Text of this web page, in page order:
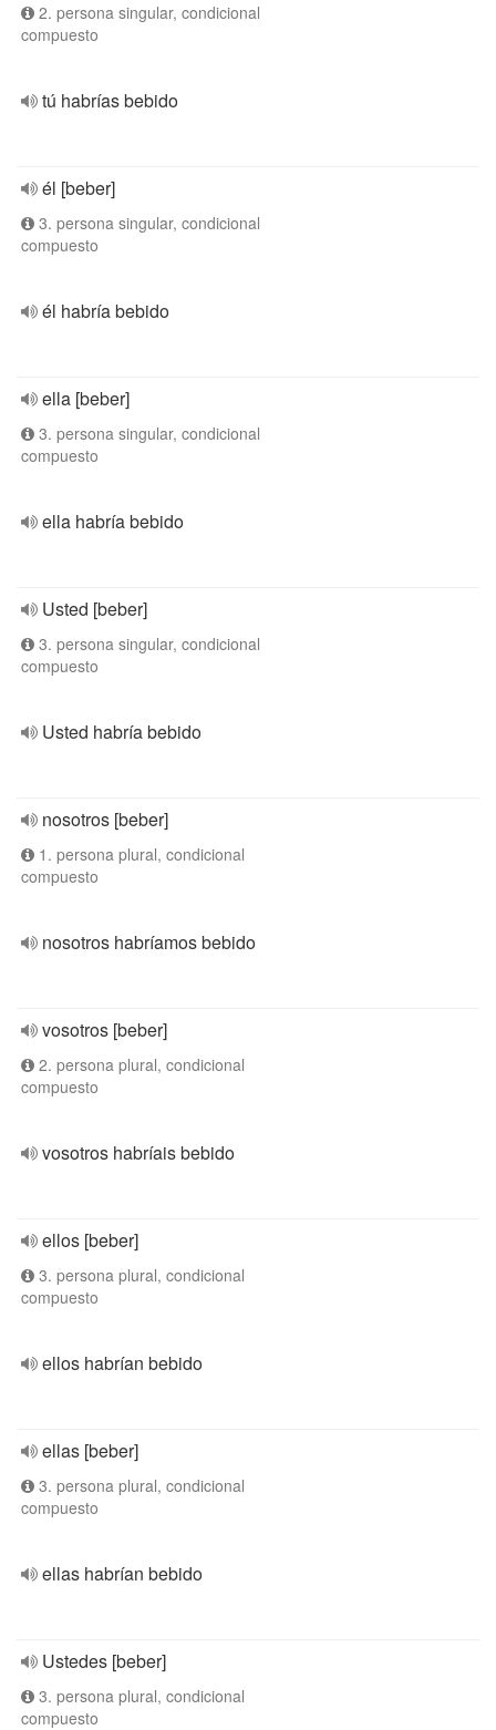
2. persona singular, condicional
compuesto
tú habrías bebido
él [beber]
3. persona singular, condicional
compuesto
él habría bebido
ella [beber]
3. persona singular, condicional
compuesto
ella habría bebido
Usted [beber]
3. persona singular, condicional
compuesto
Usted habría bebido
nosotros [beber]
1. persona plural, condicional
compuesto
nosotros habríamos bebido
vosotros [beber]
2. persona plural, condicional
compuesto
vosotros habríais bebido
ellos [beber]
3. persona plural, condicional
compuesto
ellos habrían bebido
ellas [beber]
3. persona plural, condicional
compuesto
ellas habrían bebido
Ustedes [beber]
3. persona plural, condicional
compuesto